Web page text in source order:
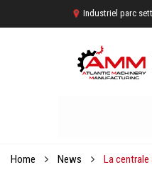
Industriel parc
Home News La centrale